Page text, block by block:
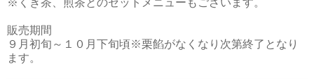
※くき茶、煎茶とのセットメニューもございます。
販売期間
９月初旬～１０月下旬頃※栗餡がなくなり次第終了となり
ます。